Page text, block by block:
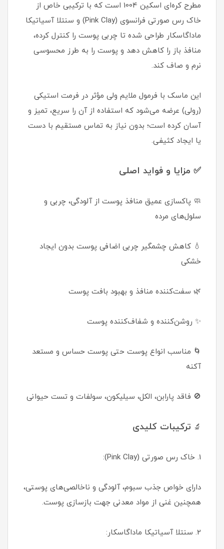
مطرح کره‌ای اسکین 1004 است که با ترکیبی خاص از
خاک رس صورتی فرانسوی (Pink Clay) و سنتلا آسیاتیکا
ماداگاسکار طراحی شده تا چربی پوست را کنترل کرده،
منافذ باز را کاهش دهد و پوست را به طرز محسوسی
نرم و صاف کند.
این ماسک با فرمول ملایم ولی مؤثر در فرمت استیکی
(رولی) عرضه می‌شود که استفاده از آن را سریع، تمیز و
آسان کرده است؛ بدون نیاز به تماس مستقیم با دست
یا ایجاد کثیفی.
✅ مزایا و فواید اصلی
🧼 پاکسازی عمیق منافذ پوست از آلودگی، چربی و
سلول‌های مرده
💧 کاهش چشمگیر چربی اضافی پوست بدون ایجاد
خشکی
🌿 سفت‌کننده منافذ و بهبود بافت پوست
✨ روشن‌کننده و شفاف‌کننده پوست
🌀 مناسب انواع پوست حتی پوست حساس و مستعد
آکنه
🚫 فاقد پارابن، الکل، سیلیکون، سولفات و تست حیوانی
🔬 ترکیبات کلیدی
1. خاک رس صورتی (Pink Clay):
دارای خواص جذب سبوم، آلودگی و ناخالصی‌های پوستی،
همچنین غنی از مواد معدنی جهت بازسازی پوست.
2. سنتلا آسیاتیکا ماداگاسکار: